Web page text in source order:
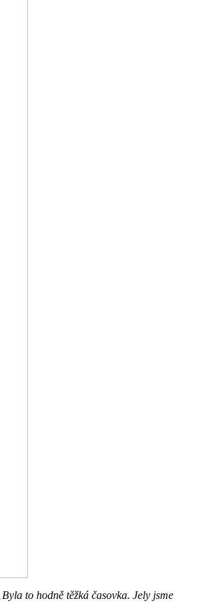
„Byla to hodně těžká časovka. Jely jsme